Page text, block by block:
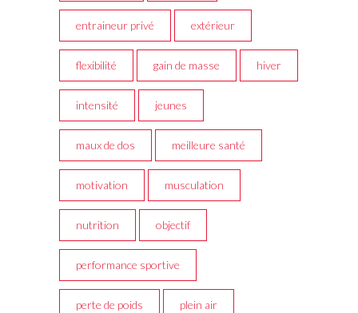
entraineur privé extérieur
flexibilité gain de masse hiver
intensité jeunes
maux de dos meilleure santé
motivation musculation
nutrition objectif
performance sportive
perte de poids plein air